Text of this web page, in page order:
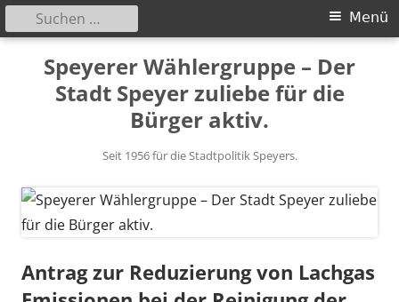
Speyerer Wählergruppe – Der
Stadt Speyer zuliebe für die
Bürger aktiv.
Seit 1956 für die Stadtpolitik Speyers.
Primäres
Menü
Menü
Suchen
nach:
Antrag zur Reduzierung von Lachgas